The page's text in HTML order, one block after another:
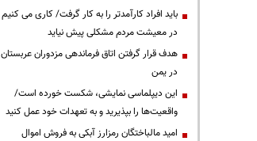
باید افراد کارآمدتر را به کار گرفت/ کاری می کنیم
در معیشت مردم مشکلی پیش نیاید
هدف قرار گرفتن اتاق‌ فرماندهی مزدوران عربستان
در یمن
این دیپلماسی نمایشی، شکست خورده است/
واقعیت‌ها را بپذیرید و به تعهدات خود عمل کنید
امید مالباختگان رمزارز آبکی به فروش اموال